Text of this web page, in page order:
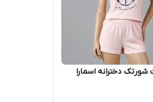
دخترانه اسمارا